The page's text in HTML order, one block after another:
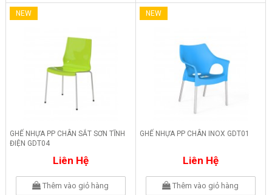
NEW
GHẾ NHỰA PP CHÂN SẮT SƠN TĨNH
ĐIỆN GDT04
Liên Hệ
Thêm vào giỏ hàng
NEW
GHẾ NHỰA PP CHÂN INOX GDT01
Liên Hệ
Thêm vào giỏ hàng